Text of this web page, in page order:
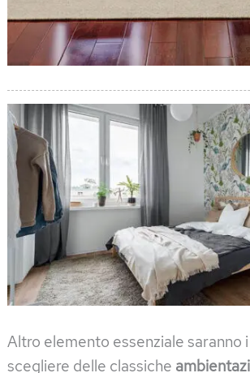
Altro elemento essenziale saranno
scegliere delle classiche